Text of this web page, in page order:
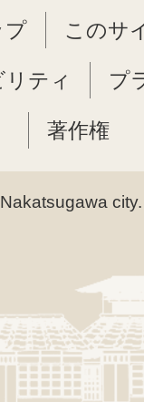
プ このサ
ティ プ
著作権